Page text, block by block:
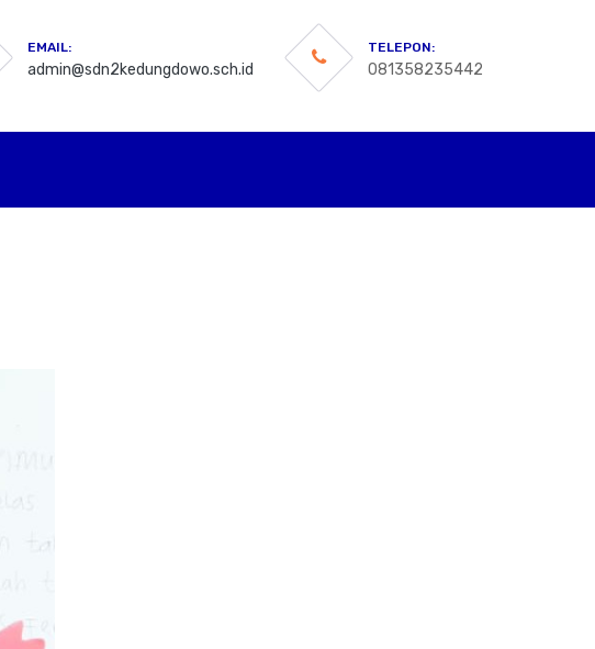
EMAIL:
admin@sdn2kedungdowo.sch.id
TELEPON:
081358235442